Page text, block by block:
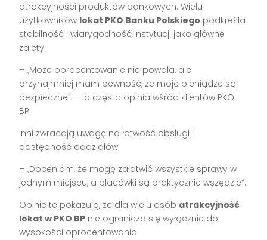
atrakcyjności produktów bankowych. Wielu
użytkowników lokat PKO Banku Polskiego podkreśla
stabilność i wiarygodność instytucji jako główne
zalety.
– „Może oprocentowanie nie powala, ale
przynajmniej mam pewność, że moje pieniądze są
bezpieczne” – to częsta opinia wśród klientów PKO
BP.
Inni zwracają uwagę na łatwość obsługi i
dostępność oddziałów:
– „Doceniam, że mogę załatwić wszystkie sprawy w
jednym miejscu, a placówki są praktycznie wszędzie”.
Opinie te pokazują, że dla wielu osób atrakcyjność
lokat w PKO BP nie ogranicza się wyłącznie do
wysokości oprocentowania.